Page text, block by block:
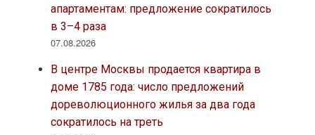
апартаментам: предложение сократилось
в 3–4 раза
07.08.2026
В центре Москвы продается квартира в
доме 1785 года: число предложений
дореволюционного жилья за два года
сократилось на треть